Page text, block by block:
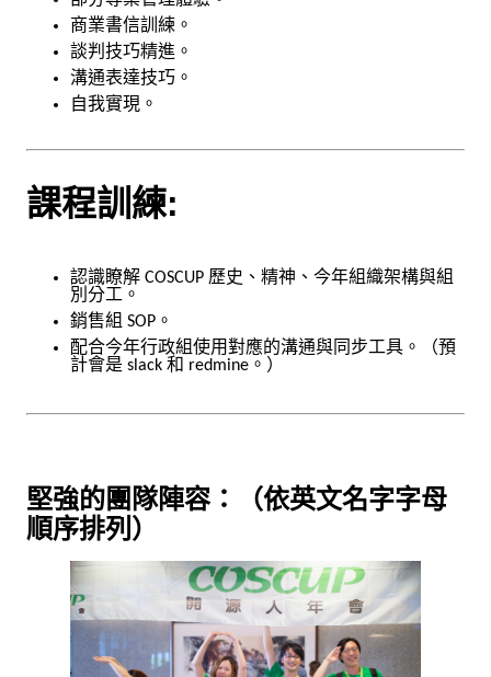
商業書信訓練。
談判技巧精進。
溝通表達技巧。
自我實現。
課程訓練:
認識瞭解 COSCUP 歷史、精神、今年組織架構與組
別分工。
銷售組 SOP。
配合今年行政組使用對應的溝通與同步工具。（預
計會是 slack 和 redmine。）
堅強的團隊陣容：（依英文名字字母
順序排列）